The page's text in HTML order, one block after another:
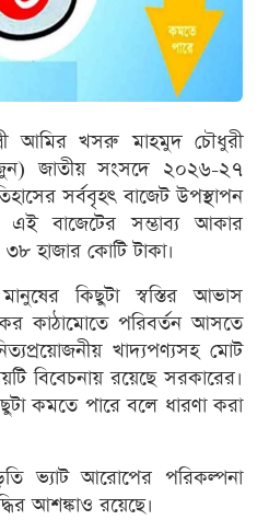
আমির খসরু মাহমুদ চৌধুরী
জাতীয় সংসদে ২০২৬-২৭
সর্ববৃহৎ বাজেট উপস্থাপন
এই বাজেটের সম্ভাব্য আকার
হাজার কোটি টাকা।
কিছুটা স্বস্তির আভাস
কাঠামোতে পরিবর্তন আসতে
খাদ্যপণ্যসহ মোট
বিবেচনায় রয়েছে সরকারের।
কমতে পারে বলে ধারণা করা
ভ্যাট আরোপের পরিকল্পনা
আশঙ্কাও রয়েছে।